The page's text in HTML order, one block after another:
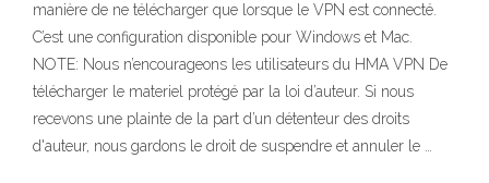
manière de ne télécharger que lorsque le VPN est connecté.
C’est une configuration disponible pour Windows et Mac.
NOTE: Nous n’encourageons les utilisateurs du HMA VPN De
télécharger le materiel protégé par la loi d’auteur. Si nous
recevons une plainte de la part d’un détenteur des droits
d'auteur, nous gardons le droit de suspendre et annuler le …